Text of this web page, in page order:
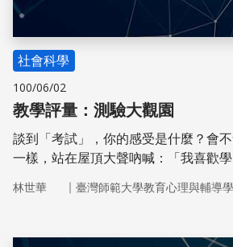
社會科學
100/06/02
教學評量：測驗大觀園
談到「考試」，你的感受是什麼？會
一樣，站在屋頂大聲吶喊：「我喜歡
林世華 ｜ 臺灣師範大學教育心理與輔導